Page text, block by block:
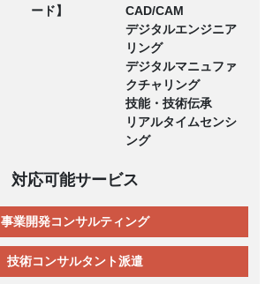
ード】
CAD/CAM
デジタルエンジニア
リング
デジタルマニュファ
クチャリング
技能・技術伝承
リアルタイムセンシ
ング
対応可能サービス
事業開発コンサルティング
技術コンサルタント派遣